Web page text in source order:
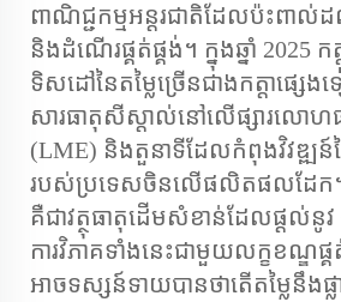
ពាណិជ្ជកម្មអន្តរជាតិដែលប៉ះពាល់
និងដំណើរផ្គត់ផ្គង់។ ក្នុងឆ្នាំ 2025
ទិសដៅនៃតម្លៃច្រើនជាងកត្តាផ្សេងទ
សារធាតុសីស្តាល់នៅលើផ្សារលោ
(LME) និងតួនាទីដែលកំពុងវិវឌ្ឍន៍
របស់ប្រទេសចិនលើផលិតផលដែក
គឺជាវត្ថុធាតុដើមសំខាន់ដែលផ្ដល់នូវ
ការវិភាគទាំងនេះជាមួយលក្ខខណ្ឌផ្គ
អាចទស្សន៍ទាយបានថាតើតម្លៃនឹងផ្